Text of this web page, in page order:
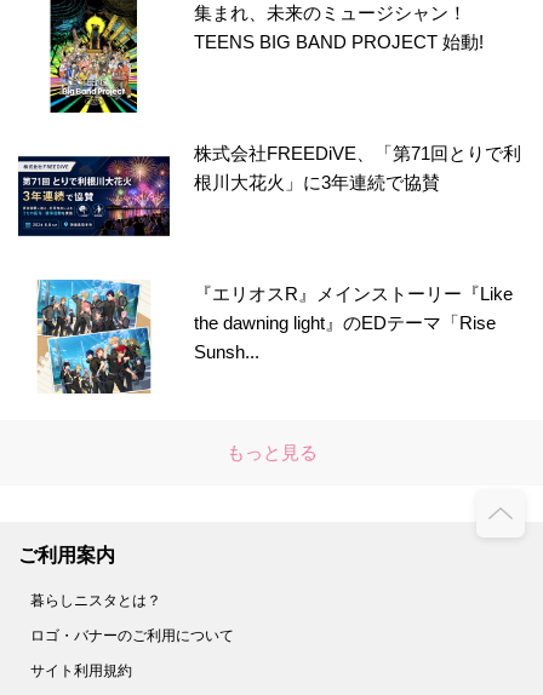
集まれ、未来のミュージシャン！
TEENS BIG BAND PROJECT 始動!
株式会社FREEDiVE、「第71回とりで利
根川大花火」に3年連続で協賛
『エリオスR』メインストーリー『Like
the dawning light』のEDテーマ「Rise
Sunsh...
もっと見る
ご利用案内
暮らしニスタとは？
ロゴ・バナーのご利用について
サイト利用規約